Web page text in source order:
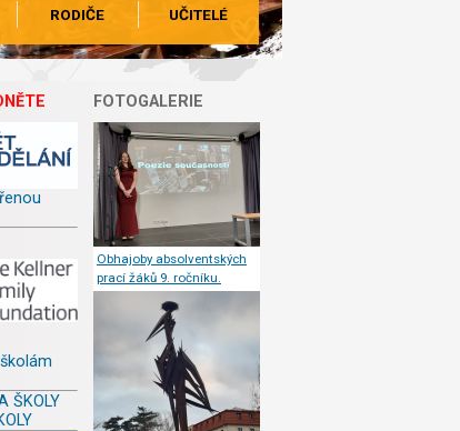
RODIČE UČITELÉ
ŠKOLY
FOTOGALERIE
Obhajoby absolventských
prací žáků 9. ročníku.